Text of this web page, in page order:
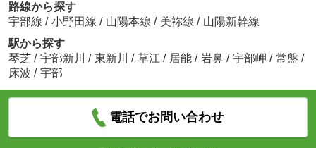
路線から探す
宇部線 / 小野田線 / 山陽本線 / 美祢線 / 山陽新幹線
駅から探す
琴芝 / 宇部新川 / 東新川 / 草江 / 居能 / 岩鼻 / 宇部岬 / 常盤 /
床波 / 宇部
電話でお問い合わせ